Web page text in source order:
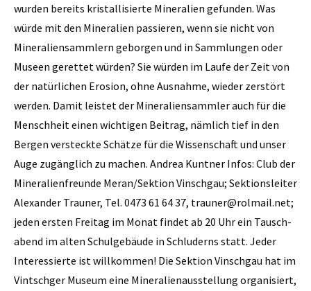
wurden bereits kristallisierte Mineralien gefunden. Was
würde mit den Mineralien passieren, wenn sie nicht von
Mineraliensammlern geborgen und in Sammlungen oder
Museen gerettet würden? Sie würden im Laufe der Zeit von
der natürlichen Erosion, ohne Ausnahme, wieder zerstört
werden. Damit leistet der Mineraliensammler auch für die
Menschheit einen wichtigen Beitrag, nämlich tief in den
Bergen versteckte Schätze für die Wissenschaft und unser
Auge zugänglich zu machen. Andrea Kuntner Infos: Club der
Mineralienfreunde Meran/Sektion Vinschgau; Sektionsleiter
Alexander Trauner, Tel. 0473 61 64 37, trauner@rolmail.net;
jeden ersten Freitag im Monat findet ab 20 Uhr ein Tausch­
abend im alten Schulgebäude in Schluderns statt. Jeder
Interessierte ist willkommen! Die Sektion Vinschgau hat im
Vintschger Museum eine Mineralienausstellung organisiert,